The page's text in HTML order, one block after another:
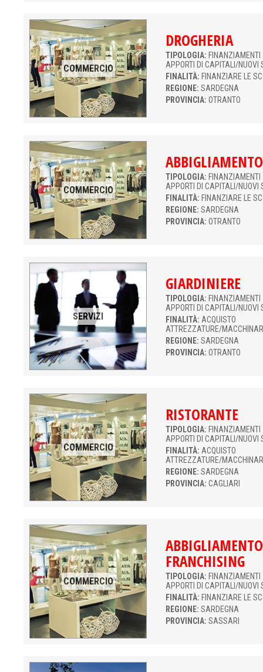
COMMERCIO
DROGHERIA
TIPOLOGIA:
APPORTI DI CAPITALI/NUOVI
FINALITÀ: FINANZIARE LE
REGIONE: SARDEGNA
PROVINCIA: OTRANTO
COMMERCIO
ABBIGLIAMENTO
TIPOLOGIA:
APPORTI DI CAPITALI/NUOVI
FINALITÀ: FINANZIARE LE
REGIONE: SARDEGNA
PROVINCIA: OTRANTO
SERVIZI
GIARDINIERE
TIPOLOGIA:
APPORTI DI CAPITALI/NUOVI
FINALITÀ: ACQUISTO
ATTREZZATURE/
REGIONE: SARDEGNA
PROVINCIA: OTRANTO
COMMERCIO
RISTORANTE
TIPOLOGIA:
APPORTI DI CAPITALI/NUOVI
FINALITÀ: ACQUISTO
ATTREZZATURE/
REGIONE: SARDEGNA
PROVINCIA: CAGLIARI
COMMERCIO
FRANCHISING
TIPOLOGIA:
APPORTI DI CAPITALI/NUOVI
FINALITÀ: FINANZIARE LE
REGIONE: SARDEGNA
PROVINCIA: SASSARI